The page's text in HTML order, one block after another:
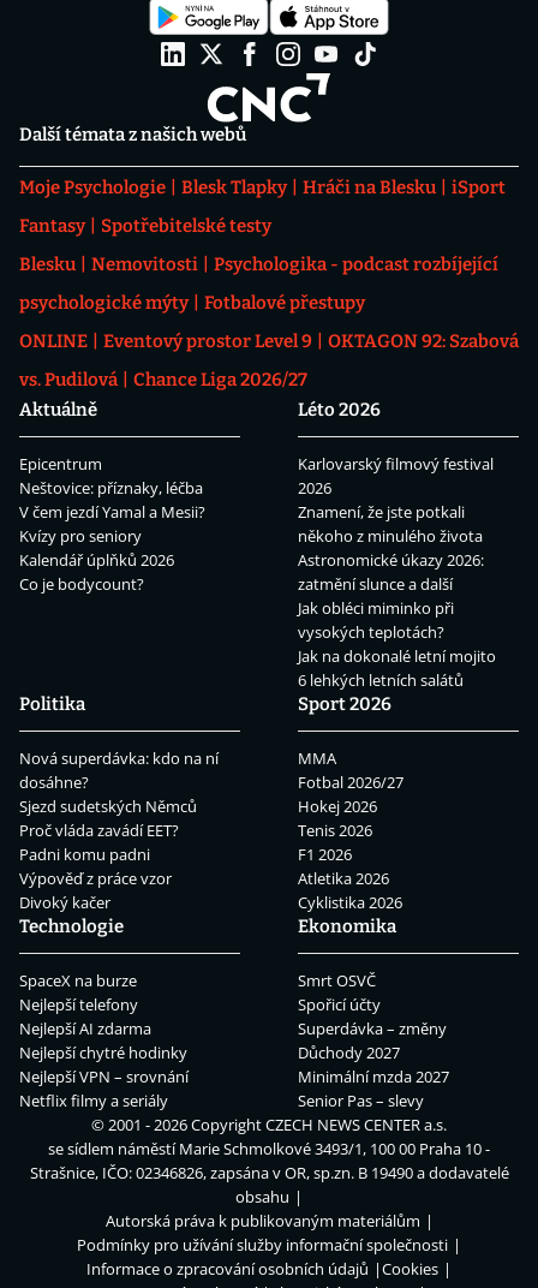
Další témata z našich webů
Moje Psychologie Blesk Tlapky Hráči na Blesku
iSport
Fantasy
Spotřebitelské testy
Blesku
Nemovitosti
Psychologika - podcast rozbíjející
psychologické mýty
Fotbalové přestupy
ONLINE
Eventový prostor Level 9
OKTAGON 92: Szabová
vs. Pudilová
Chance Liga 2026/27
Aktuálně
Epicentrum
Neštovice: příznaky, léčba
V čem jezdí Yamal a Mesii?
Kvízy pro seniory
Kalendář úplňků 2026
Co je bodycount?
Léto 2026
Karlovarský filmový festival
2026
Znamení, že jste potkali
někoho z minulého života
Astronomické úkazy 2026:
zatmění slunce a další
Jak obléci miminko při
vysokých teplotách?
Jak na dokonalé letní mojito
6 lehkých letních salátů
Politika
Nová superdávka: kdo na ní
dosáhne?
Sjezd sudetských Němců
Proč vláda zavádí EET?
Padni komu padni
Výpověď z práce vzor
Divoký kačer
Sport 2026
MMA
Fotbal 2026/27
Hokej 2026
Tenis 2026
F1 2026
Atletika 2026
Cyklistika 2026
Technologie
SpaceX na burze
Nejlepší telefony
Nejlepší AI zdarma
Nejlepší chytré hodinky
Nejlepší VPN – srovnání
Netflix filmy a seriály
Ekonomika
Smrt OSVČ
Spořicí účty
Superdávka – změny
Důchody 2027
Minimální mzda 2027
Senior Pas – slevy
© 2001 - 2026 CopyrightCZECH NEWS CENTER a.s.
se sídlem náměstí Marie Schmolkové 3493/1, 100 00 Praha 10 -
Strašnice, IČO: 02346826, zapsána v OR, sp.zn. B 19490 a dodavatelé
obsahu
Autorská práva k publikovaným materiálům
Podmínky pro užívání služby informační společnosti
Informace o zpracování osobních údajů
Cookies